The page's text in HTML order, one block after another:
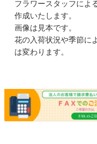
フラワースタッフによ
作成いたします。
画像は見本です。
花の入荷状況や季節に
は変わります。